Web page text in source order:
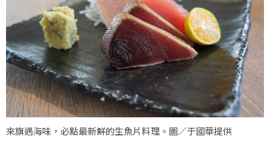
來旗遇海味，必點最新鮮的生魚片料理。圖／于國華提供